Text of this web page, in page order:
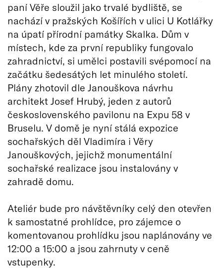
paní Věře sloužil jako trvalé bydliště, se
nachází v pražských Košířích v ulici U Kotlářky
na úpatí přírodní památky Skalka. Dům v
místech, kde za první republiky fungovalo
zahradnictví, si umělci postavili svépomocí na
začátku šedesátých let minulého století.
Plány zhotovil dle Janouškova návrhu
architekt Josef Hrubý, jeden z autorů
československého pavilonu na Expu 58 v
Bruselu. V domě je nyní stálá expozice
sochařských děl Vladimíra i Věry
Janouškových, jejichž monumentální
sochařské realizace jsou instalovány v
zahradě domu.
Ateliér bude pro návštěvníky celý den otevřen
k samostatné prohlídce, pro zájemce o
komentovanou prohlídku jsou naplánovány ve
12:00 a 15:00 a jsou zahrnuty v ceně
vstupenky.